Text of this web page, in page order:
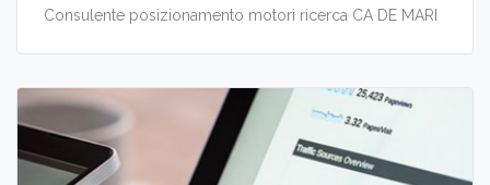
Consulente posizionamento motori ricerca CA DE MARI